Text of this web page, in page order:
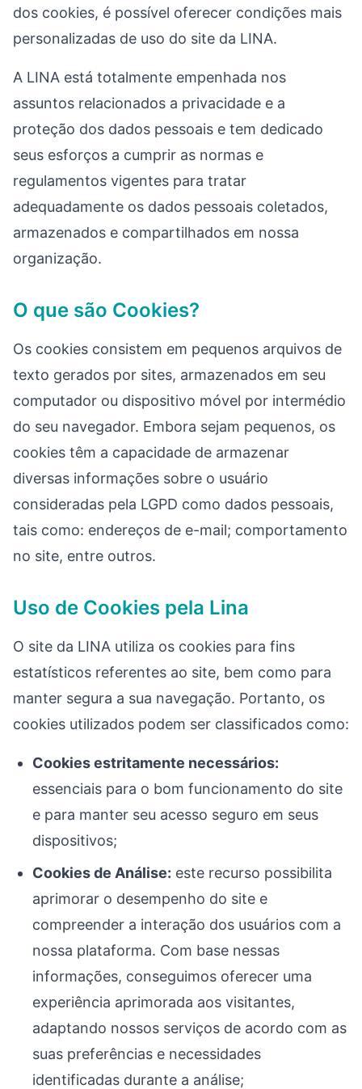
dos cookies, é possível oferecer condições mais
personalizadas de uso do site da LINA.
A LINA está totalmente empenhada nos
assuntos relacionados a privacidade e a
proteção dos dados pessoais e tem dedicado
seus esforços a cumprir as normas e
regulamentos vigentes para tratar
adequadamente os dados pessoais coletados,
armazenados e compartilhados em nossa
organização.
O que são Cookies?
Os cookies consistem em pequenos arquivos de
texto gerados por sites, armazenados em seu
computador ou dispositivo móvel por intermédio
do seu navegador. Embora sejam pequenos, os
cookies têm a capacidade de armazenar
diversas informações sobre o usuário
consideradas pela LGPD como dados pessoais,
tais como: endereços de e-mail; comportamento
no site, entre outros.
Uso de Cookies pela Lina
O site da LINA utiliza os cookies para fins
estatísticos referentes ao site, bem como para
manter segura a sua navegação. Portanto, os
cookies utilizados podem ser classificados como:
Cookies estritamente necessários:
essenciais para o bom funcionamento do site
e para manter seu acesso seguro em seus
dispositivos;
Cookies de Análise: este recurso possibilita
aprimorar o desempenho do site e
compreender a interação dos usuários com a
nossa plataforma. Com base nessas
informações, conseguimos oferecer uma
experiência aprimorada aos visitantes,
adaptando nossos serviços de acordo com as
suas preferências e necessidades
identificadas durante a análise;